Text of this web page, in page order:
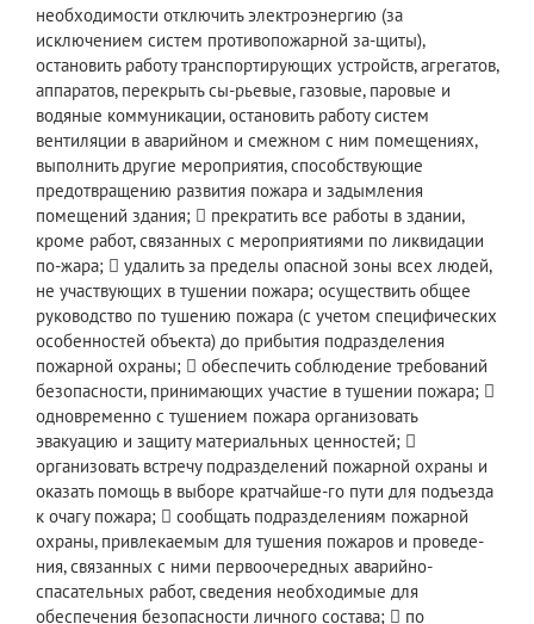
необходимости отключить электроэнергию (за
исключением систем противопожарной за-щиты),
остановить работу транспортирующих устройств, агрегатов,
аппаратов, перекрыть сы-рьевые, газовые, паровые и
водяные коммуникации, остановить работу систем
вентиляции в аварийном и смежном с ним помещениях,
выполнить другие мероприятия, способствующие
предотвращению развития пожара и задымления
помещений здания;  прекратить все работы в здании,
кроме работ, связанных с мероприятиями по ликвидации
по-жара;  удалить за пределы опасной зоны всех людей,
не участвующих в тушении пожара; осуществить общее
руководство по тушению пожара (с учетом специфических
особенностей объекта) до прибытия подразделения
пожарной охраны;  обеспечить соблюдение требований
безопасности, принимающих участие в тушении пожара; 
одновременно с тушением пожара организовать
эвакуацию и защиту материальных ценностей; 
организовать встречу подразделений пожарной охраны и
оказать помощь в выборе кратчайше-го пути для подъезда
к очагу пожара;  сообщать подразделениям пожарной
охраны, привлекаемым для тушения пожаров и проведе-
ния, связанных с ними первоочередных аварийно-
спасательных работ, сведения необходимые для
обеспечения безопасности личного состава;  по